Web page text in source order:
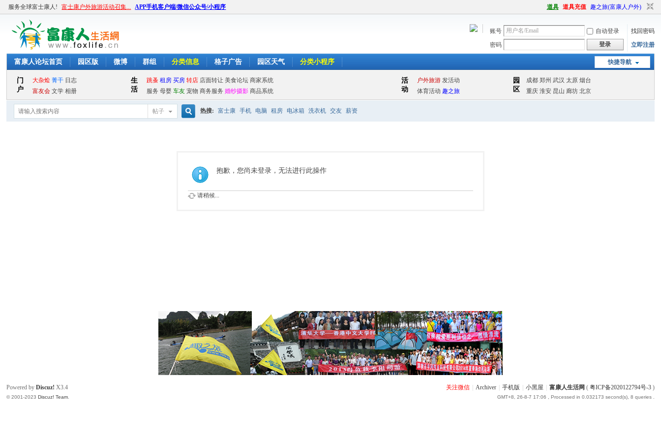
服务全球富士康人! 富士康户外旅游活动召集... APP手机客户端/微信公众号/小程序 道具 道具充值 趣之旅(富康人户外)
账号 自动登录
找回密码
密码
登录 立即注册
快捷导航
富康人论坛首页 园区版 微博 群组 分类信息 格子广告 园区天气 分类小程序
帖子 热搜: 富士康 手机 电脑 租房 电冰箱 洗衣机 交友 薪资
抱歉，您尚未登录，无法进行此操作
请稍候...
关注微信 Archiver 手机版 小黑屋 富康人生活网 ( 粤ICP备2020122794号-3)
GMT+8, 26-8-7 17:06 , Processed in 0.032173 second(s), 8 queries .
Powered byDiscuz! X3.4
© 2001-2023Discuz! Team